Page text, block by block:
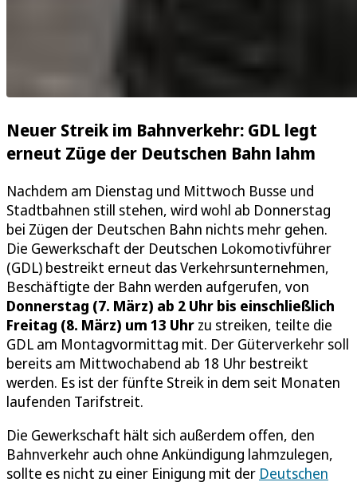
Neuer Streik im Bahnverkehr: GDL legt
erneut Züge der Deutschen Bahn lahm
Nachdem am Dienstag und Mittwoch Busse und
Stadtbahnen still stehen, wird wohl ab Donnerstag
bei Zügen der Deutschen Bahn nichts mehr gehen.
Die Gewerkschaft der Deutschen Lokomotivführer
(GDL) bestreikt erneut das Verkehrsunternehmen,
Beschäftigte der Bahn werden aufgerufen, von
Donnerstag (7. März) ab 2 Uhr bis einschließlich
Freitag (8. März) um 13 Uhr zu streiken, teilte die
GDL am Montagvormittag mit. Der Güterverkehr soll
bereits am Mittwochabend ab 18 Uhr bestreikt
werden. Es ist der fünfte Streik in dem seit Monaten
laufenden Tarifstreit.
Die Gewerkschaft hält sich außerdem offen, den
Bahnverkehr auch ohne Ankündigung lahmzulegen,
sollte es nicht zu einer Einigung mit der Deutschen